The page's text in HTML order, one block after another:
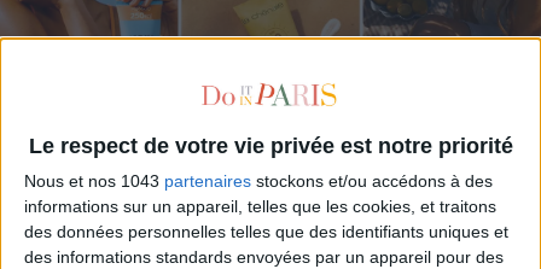
Le respect de votre vie privée est notre priorité
Nous et nos 1043 partenaires stockons et/ou accédons à des
informations sur un appareil, telles que les cookies, et traitons
des données personnelles telles que des identifiants uniques et
des informations standards envoyées par un appareil pour des
LES SPF 50 QUI DONNENT ENVIE DE SE TARTINER